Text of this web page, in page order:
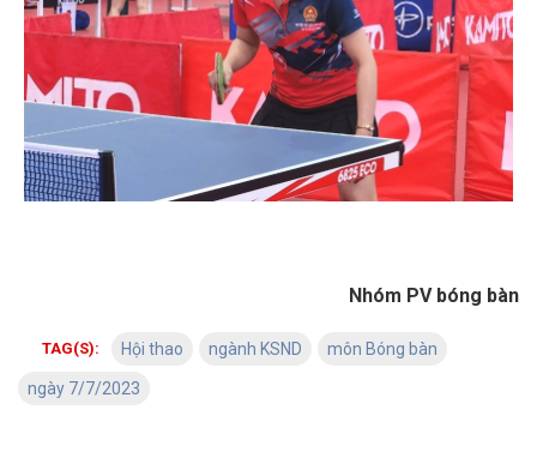
Nhóm PV bóng bàn
TAG(S): Hội thao ngành KSND môn Bóng bàn
ngày 7/7/2023